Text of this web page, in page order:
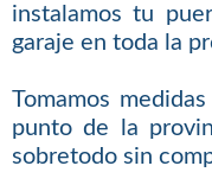
instalamos tu
garaje en toda la
Tomamos
punto de la
sobretodo sin